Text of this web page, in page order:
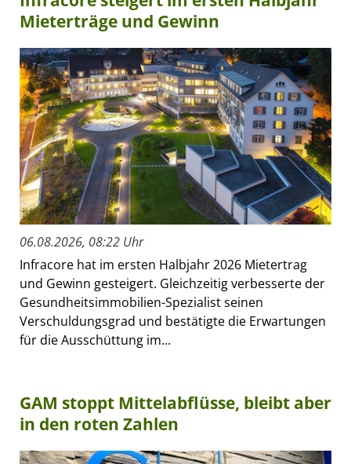
Mieterträge und Gewinn
06.08.2026, 08:22 Uhr
Infracore hat im ersten Halbjahr 2026 Mietertrag
und Gewinn gesteigert. Gleichzeitig verbesserte der
Gesundheitsimmobilien-Spezialist seinen
Verschuldungsgrad und bestätigte die Erwartungen
für die Ausschüttung im...
GAM stoppt Mittelabflüsse, bleibt aber
in den roten Zahlen